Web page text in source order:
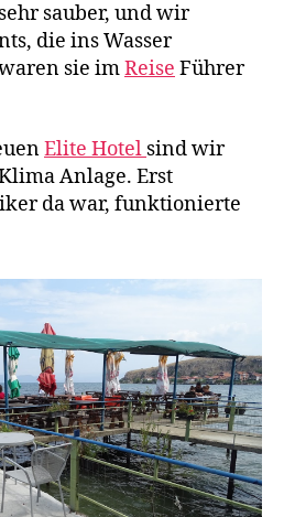
sauber, und wir
die ins Wasser
sie imReise Führer
Elite Hotel sind wir
Anlage. Erst
da war, funktionierte